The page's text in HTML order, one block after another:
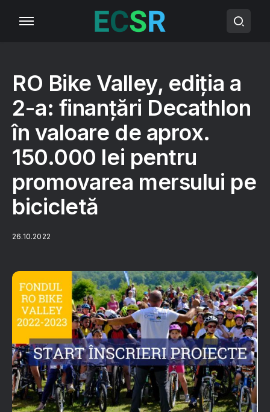
RO Bike Valley, ediția a
2-a: finanțări Decathlon
în valoare de aprox.
150.000 lei pentru
promovarea mersului pe
bicicletă
26.10.2022